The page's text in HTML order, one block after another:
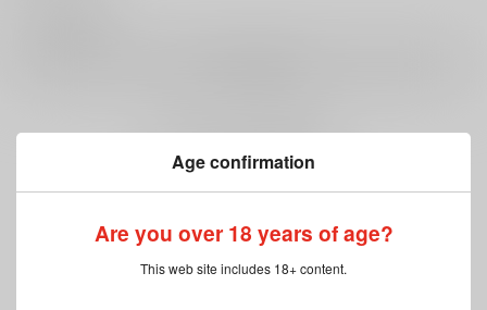
Age confirmation
Are you over 18 years of age?
This web site includes 18+ content.